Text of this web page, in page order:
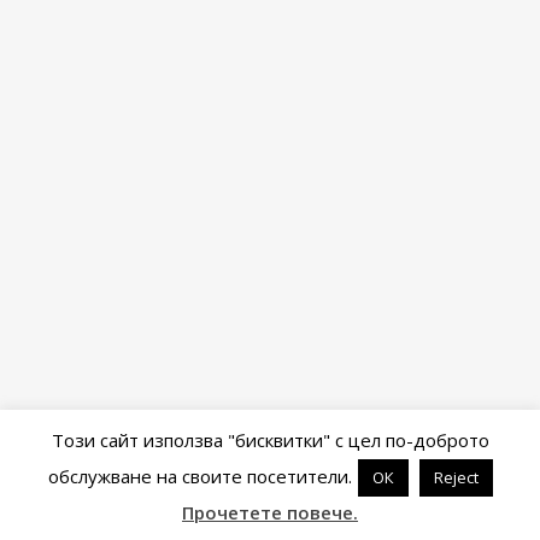
Powered byWordPress&Portfolio .
Този сайт използва "бисквитки" с цел по-доброто
обслужване на своите посетители.
ОК Reject
Прочетете повече.